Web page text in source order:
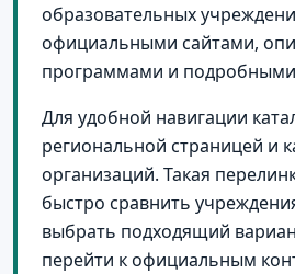
образовательных
официальными сайтами,
программами и
Для удобной навигации
региональной страницей и
организаций. Такая
быстро сравнить
выбрать подходящий
перейти к официальным